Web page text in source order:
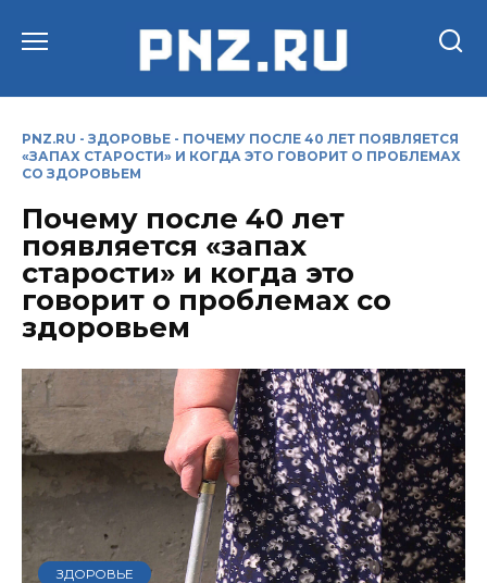
PNZ.RU - ЗДОРОВЬЕ - ПОЧЕМУ ПОСЛЕ 40 ЛЕТ ПОЯВЛЯЕТСЯ
«ЗАПАХ СТАРОСТИ» И КОГДА ЭТО ГОВОРИТ О ПРОБЛЕМАХ
СО ЗДОРОВЬЕМ
Почему после 40 лет
появляется «запах
старости» и когда это
говорит о проблемах со
здоровьем
ЗДОРОВЬЕ